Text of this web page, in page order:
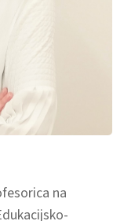
na